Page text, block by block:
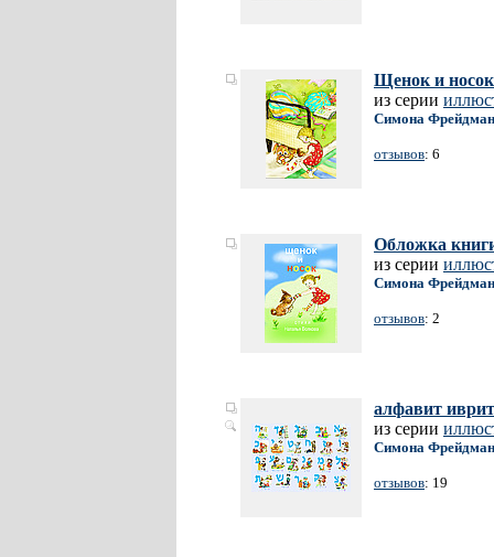
Щенок и носок
из серии
Симона Фрейдман
отзывов: 6
Обложка
из серии
Симона Фрейдман
отзывов: 2
алфавит
из серии
Симона Фрейдман
отзывов: 19